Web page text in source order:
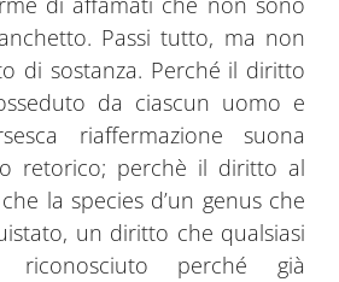
Passi tutto, ma non
di sostanza. Perché il diritto
da ciascun uomo e
riaffermazione suona
retorico; perchè il diritto al
la species d’un genus che
un diritto che qualsiasi
riconosciuto perché già